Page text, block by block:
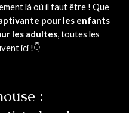
là où il faut être ! Que
pour les enfants
les adultes, toutes les
ici !👇
: